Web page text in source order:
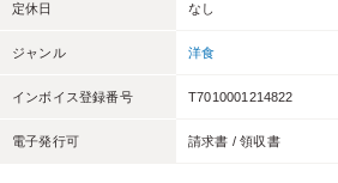
定休日 なし
ジャンル 洋食
インボイス登録番号 T7010001214822
電子発行可 請求書 / 領収書